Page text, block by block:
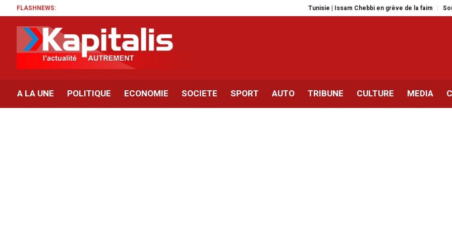
FLASHNEWS: Tunisie | Issam Chebbi en grève de la faim Sonia
A LA UNE POLITIQUE ECONOMIE SOCIETE SPORT AUTO TRIBUNE CULTURE MEDIA